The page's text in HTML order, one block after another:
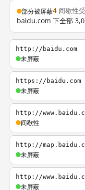
部分被屏蔽4 间歇性
baidu.com 下全部
http://baidu.com
未屏蔽
https://baidu.com
未屏蔽
http://
间歇性
http://
未屏蔽
http://
未屏蔽